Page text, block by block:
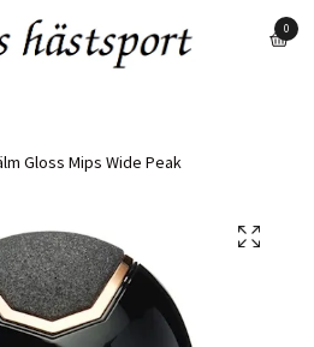
0
Gloss Mips Wide Peak